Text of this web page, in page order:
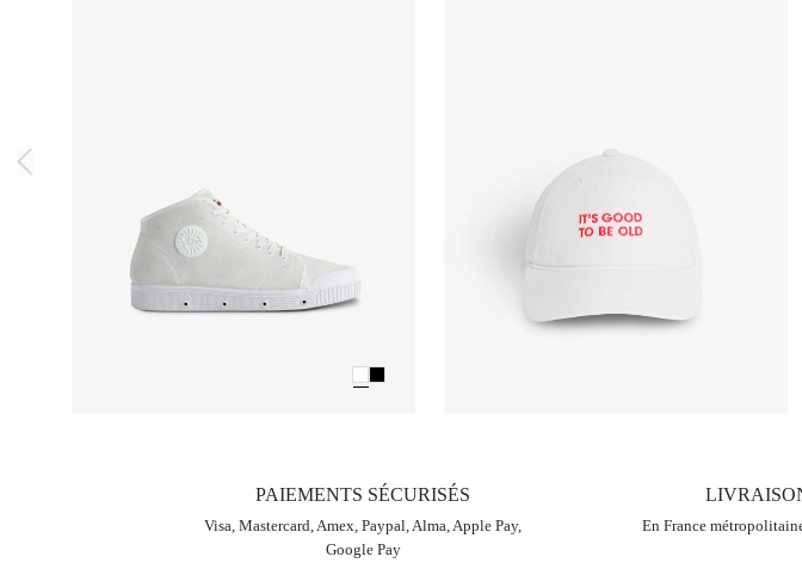
PAIEMENTS SÉCURISÉS
Visa, Mastercard, Amex, Paypal, Alma, Apple Pay,
Google Pay
En France